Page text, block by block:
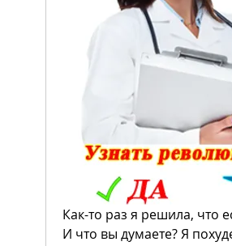
Как-то раз я решила, что
И что вы думаете? Я